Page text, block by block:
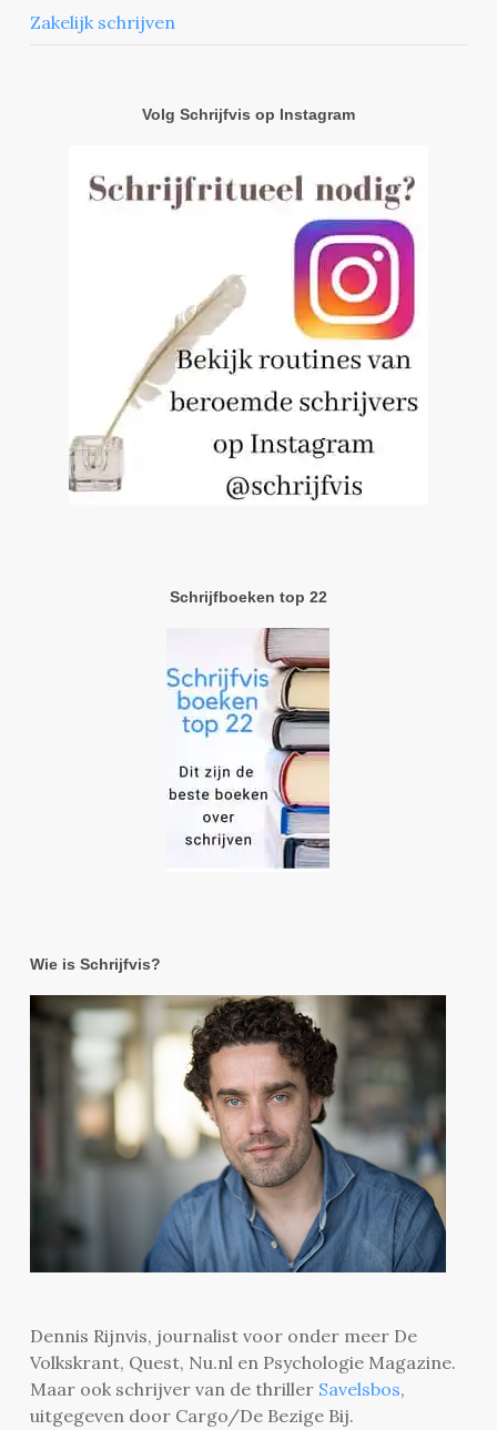
Zakelijk schrijven
Volg Schrijfvis op Instagram
Schrijfboeken top 22
Wie is Schrijfvis?
Dennis Rijnvis, journalist voor onder meer De
Volkskrant, Quest, Nu.nl en Psychologie Magazine.
Maar ook schrijver van de thriller Savelsbos,
uitgegeven door Cargo/De Bezige Bij.